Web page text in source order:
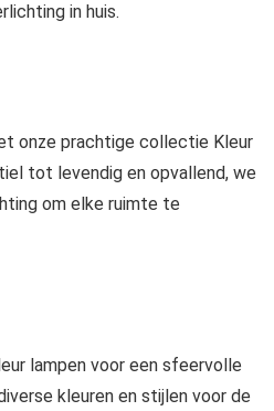
in huis.
onze prachtige collectie Kleur
tot levendig en opvallend, we
om elke ruimte te
lampen voor een sfeervolle
kleuren en stijlen voor de